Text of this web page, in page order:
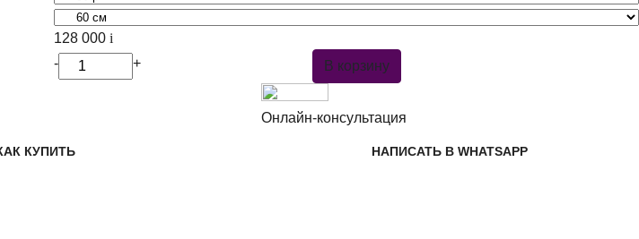
128 000 i
-
+ В корзину
КУПИТЬ
Онлайн-консультация
НАПИСАТЬ В WHATSAPP